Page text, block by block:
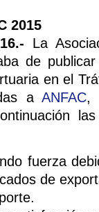
La
de
en el
aANFAC,
fuerza
de